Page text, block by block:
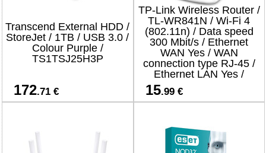
Transcend External HDD /
StoreJet / 1TB / USB 3.0 /
Colour Purple /
TS1TSJ25H3P
172.71 €
TP-Link Wireless Router /
TL-WR841N / Wi-Fi 4
(802.11n) / Data speed
300 Mbit/s / Ethernet
WAN Yes / WAN
connection type RJ-45 /
Ethernet LAN Yes /
4xLAN ports
15.99 €